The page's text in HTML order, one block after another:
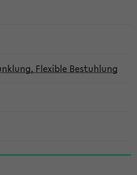
Flexible Bestuhlung